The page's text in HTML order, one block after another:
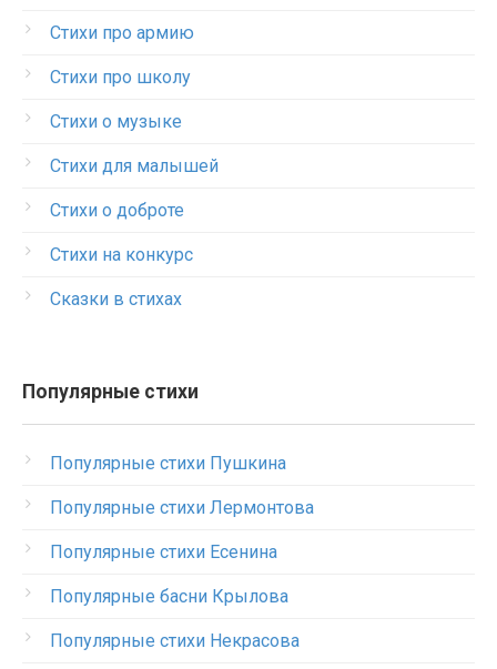
Стихи про армию
Стихи про школу
Стихи о музыке
Стихи для малышей
Стихи о доброте
Стихи на конкурс
Сказки в стихах
Популярные стихи
Популярные стихи Пушкина
Популярные стихи Лермонтова
Популярные стихи Есенина
Популярные басни Крылова
Популярные стихи Некрасова